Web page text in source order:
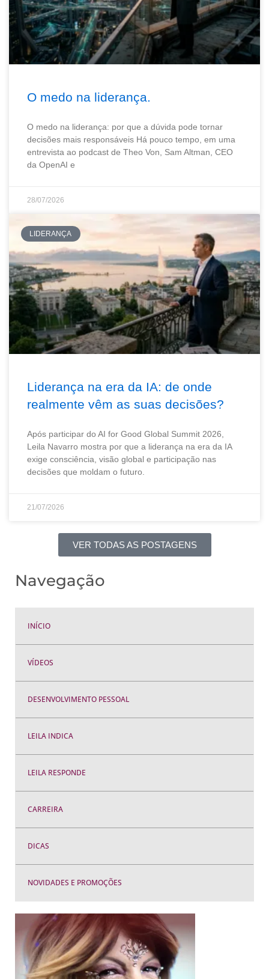
O medo na liderança.
O medo na liderança: por que a dúvida pode tornar
decisões mais responsáveis Há pouco tempo, em uma
entrevista ao podcast de Theo Von, Sam Altman, CEO
da OpenAI e
28/07/2026
LIDERANÇA
Liderança na era da IA: de onde
realmente vêm as suas decisões?
Após participar do AI for Good Global Summit 2026,
Leila Navarro mostra por que a liderança na era da IA
exige consciência, visão global e participação nas
decisões que moldam o futuro.
21/07/2026
VER TODAS AS POSTAGENS
Navegação
INÍCIO
VÍDEOS
DESENVOLVIMENTO PESSOAL
LEILA INDICA
LEILA RESPONDE
CARREIRA
DICAS
NOVIDADES E PROMOÇÕES